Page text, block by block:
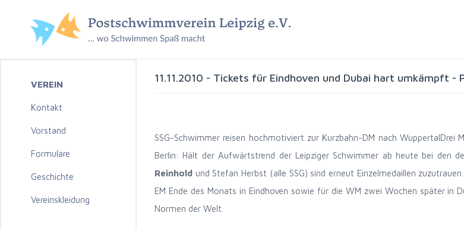
VEREIN
Kontakt
Vorstand
Formulare
Geschichte
Vereinskleidung
11.11.2010 - Tickets für Eindhoven und Dubai hart umkämpft -
SSG-Schwimmer reisen hochmotiviert zur Kurzbahn-DM nach
Berlin: Hält der Aufwärtstrend der Leipziger Schwimmer ab heute bei den
Reinhold und Stefan Herbst (alle SSG) sind erneut Einzelmedaillen
EM Ende des Monats in Eindhoven sowie für die WM zwei Wochen später in
Normen der Welt.